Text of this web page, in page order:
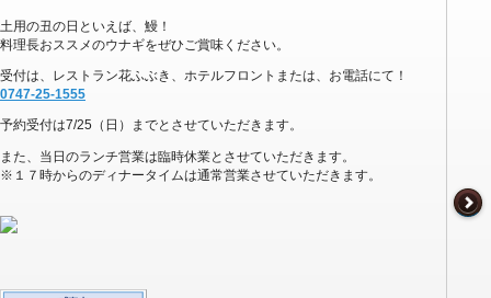
土用の丑の日といえば、鰻！
料理長おススメのウナギをぜひご賞味ください。
受付は、レストラン花ふぶき、ホテルフロントまたは、お電話にて！
0747-25-1555
予約受付は7/25（日）までとさせていただきます。
また、当日のランチ営業は臨時休業とさせていただきます。
※１７時からのディナータイムは通常営業させていただきます。